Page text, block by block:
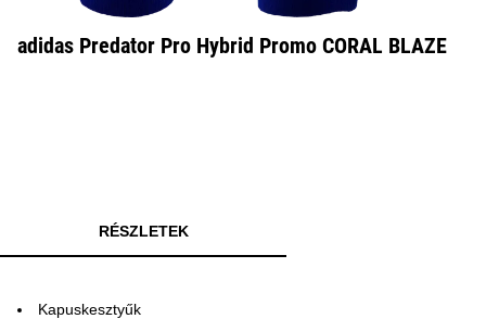
adidas Predator Pro Hybrid Promo CORAL BLAZE
RÉSZLETEK
Kapuskesztyűk